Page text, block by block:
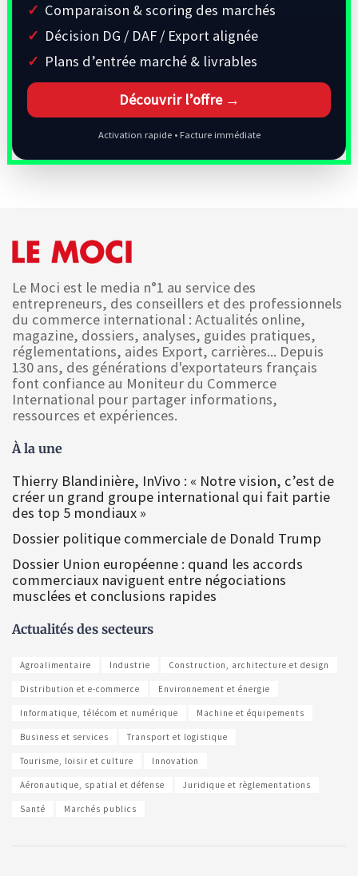
Comparaison & scoring des marchés
Décision DG / DAF / Export alignée
Plans d’entrée marché & livrables
Découvrir l’offre →
Activation rapide • Facture immédiate
Le Moci est le media n°1 au service des
entrepreneurs, des conseillers et des professionnels
du commerce international : Actualités online,
magazine, dossiers, analyses, guides pratiques,
réglementations, aides Export, carrières... Depuis
130 ans, des générations d'exportateurs français
font confiance au Moniteur du Commerce
International pour partager informations,
ressources et expériences.
À la une
Thierry Blandinière, InVivo : « Notre vision, c’est de
créer un grand groupe international qui fait partie
des top 5 mondiaux »
Dossier politique commerciale de Donald Trump
Dossier Union européenne : quand les accords
commerciaux naviguent entre négociations
musclées et conclusions rapides
Actualités des secteurs
Agroalimentaire Industrie Construction, architecture et design
Distribution et e-commerce Environnement et énergie
Informatique, télécom et numérique Machine et équipements
Business et services Transport et logistique
Tourisme, loisir et culture Innovation
Aéronautique, spatial et défense Juridique et règlementations
Santé Marchés publics